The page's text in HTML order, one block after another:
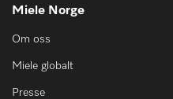
Miele Norge
Om oss
Miele globalt
Presse